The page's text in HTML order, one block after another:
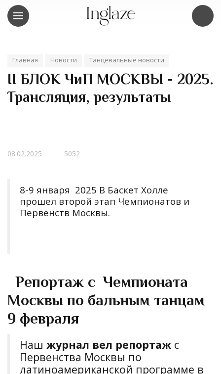
Главная Новости Танцевальные новости
II БЛОК ЧиП МОСКВЫ - 2025.
Трансляция, результаты
08.02.2025 5052
8-9 января 2025 В Баскет Холле
прошел второй этап Чемпионатов и
Первенств Москвы.
Репортаж с Чемпионата
Москвы по бальным танцам
9 февраля
Наш журнал вел репортаж с
Первенства Моcквы по
латиноамериканской программе в